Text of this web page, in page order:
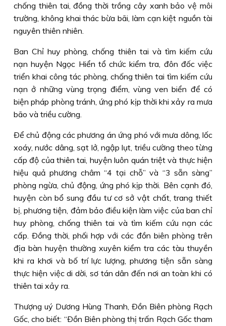
chống thiên tai, đồng thời trồng cây xanh bảo vệ môi
trường, không khai thác bừa bãi, làm cạn kiệt nguồn tài
nguyên thiên nhiên.
Ban Chỉ huy phòng, chống thiên tai và tìm kiếm cứu
nạn huyện Ngọc Hiển tổ chức kiểm tra, đôn đốc việc
triển khai công tác phòng, chống thiên tai tìm kiếm cứu
nạn ở những vùng trọng điểm, vùng ven biển để có
biện pháp phòng tránh, ứng phó kịp thời khi xảy ra mưa
bão và triều cường.
Ðể chủ động các phương án ứng phó với mưa dông, lốc
xoáy, nước dâng, sạt lở, ngập lụt, triều cường theo từng
cấp độ của thiên tai, huyện luôn quán triệt và thực hiện
hiệu quả phương châm “4 tại chỗ” và “3 sẵn sàng”
phòng ngừa, chủ động, ứng phó kịp thời. Bên cạnh đó,
huyện còn bổ sung đầu tư cơ sở vật chất, trang thiết
bị, phương tiện, đảm bảo điều kiện làm việc của ban chỉ
huy phòng, chống thiên tai và tìm kiếm cứu nạn các
cấp. Ðồng thời, phối hợp với các đồn biên phòng trên
địa bàn huyện thường xuyên kiểm tra các tàu thuyền
khi ra khơi và bố trí lực lượng, phương tiện sẵn sàng
thực hiện việc di dời, sơ tán dân đến nơi an toàn khi có
thiên tai xảy ra.
Thượng uý Dương Hùng Thanh, Ðồn Biên phòng Rạch
Gốc, cho biết: “Ðồn Biên phòng thị trấn Rạch Gốc tham